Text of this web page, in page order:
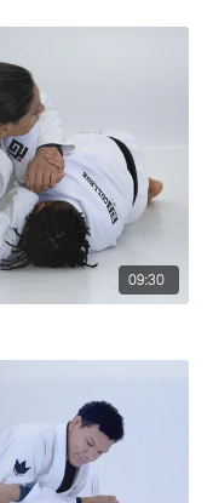
09:30